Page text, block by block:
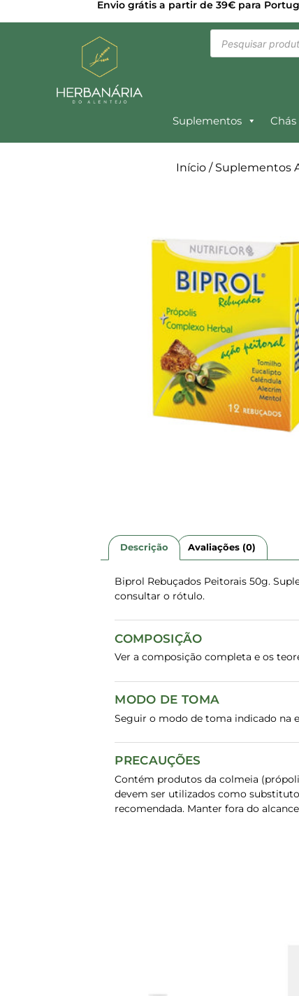
Envio grátis a partir de 39€ para
Suplementos Chás
Início/ Suplementos
Descrição Avaliações (0)
Biprol Rebuçados Peitorais 50g.
consultar o rótulo.
COMPOSIÇÃO
Ver a composição completa e os
MODO DE TOMA
Seguir o modo de toma indicado na
PRECAUÇÕES
Contém produtos da colmeia
devem ser utilizados como
recomendada. Manter fora do